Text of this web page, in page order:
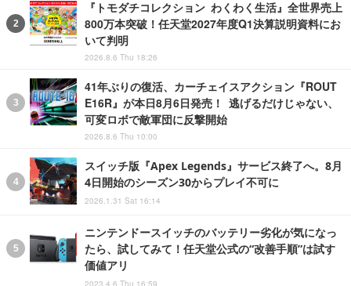
『トモダチコレクション わくわく生活』全世界売上
800万本突破！任天堂2027年度Q1決算説明資料にお
いて判明
2026.8.6 Thu 18:26
41年ぶりの復活、カーチェイスアクション『ROUT
E16R』が本日8月6日発売！ 逃げるだけじゃない、
可変ロボで敵軍団に反撃開始
2026.8.6 Thu 10:00
スイッチ版『Apex Legends』サービス終了へ。8月
4日開始のシーズン30からプレイ不可に
2026.1.31 Sat 16:14
ニンテンドースイッチのバッテリー劣化が気になっ
たら、試してみて！任天堂公式の“改善手順”は試す
価値アリ
2023.4.6 Thu 16:59